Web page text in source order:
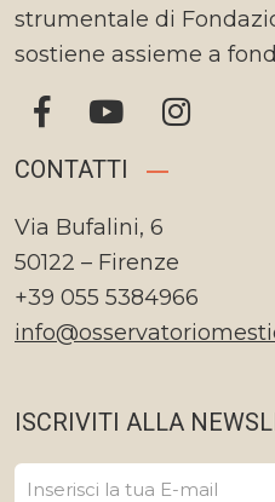
strumentale di
sostiene assieme a
CONTATTI
Via Bufalini, 6
50122 – Firenze
+39 055 5384966
ISCRIVITI ALLA